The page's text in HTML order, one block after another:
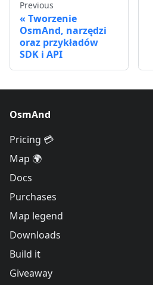
Previous
Tworzenie
OsmAnd, narzędzi
oraz przykładów
SDK i API
OsmAnd
Pricing 💳
Map 🌍
Docs
Purchases
Map legend
Downloads
Build it
Giveaway